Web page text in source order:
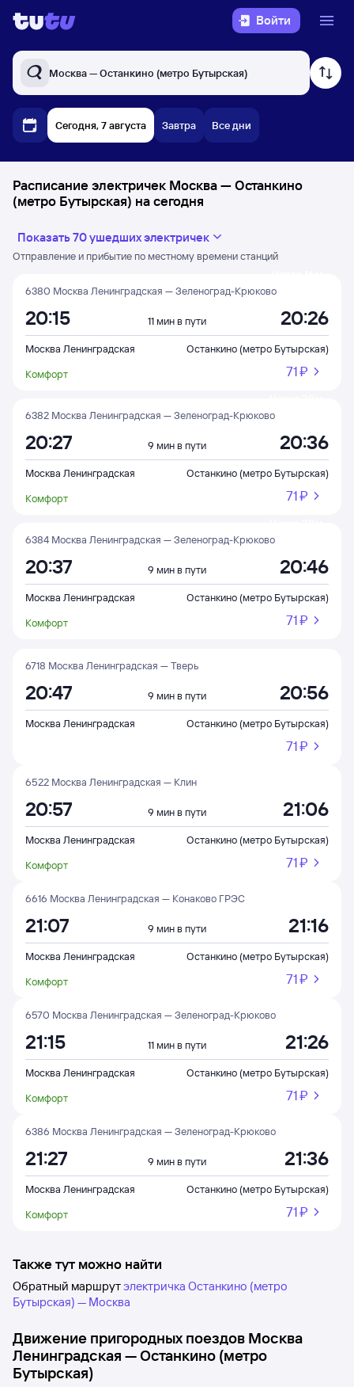
Войти
Москва — Останкино (метро Бутырская)
Сегодня, 7 августа Завтра Все дни
Расписание электричек Москва — Останкино
(метро Бутырская) на сегодня
Показать 70 ушедших электричек
Отправление и прибытие по местному времени станций
6380 Москва Ленинградская — Зеленоград-Крюково
20:15 11 мин в пути 20:26
Москва Ленинградская
Останкино (метро Бутырская)
Комфорт
71 ⁠₽
6382 Москва Ленинградская — Зеленоград-Крюково
20:27 9 мин в пути 20:36
Москва Ленинградская
Останкино (метро Бутырская)
Комфорт
71 ⁠₽
6384 Москва Ленинградская — Зеленоград-Крюково
20:37 9 мин в пути 20:46
Москва Ленинградская
Останкино (метро Бутырская)
Комфорт
71 ⁠₽
6718 Москва Ленинградская — Тверь
20:47 9 мин в пути 20:56
Москва Ленинградская Останкино (метро Бутырская)
71 ⁠₽
6522 Москва Ленинградская — Клин
20:57 9 мин в пути 21:06
Москва Ленинградская
Останкино (метро Бутырская)
Комфорт
71 ⁠₽
6616 Москва Ленинградская — Конаково ГРЭС
21:07 9 мин в пути 21:16
Москва Ленинградская
Останкино (метро Бутырская)
Комфорт
71 ⁠₽
6570 Москва Ленинградская — Зеленоград-Крюково
21:15 11 мин в пути 21:26
Москва Ленинградская
Останкино (метро Бутырская)
Комфорт
71 ⁠₽
6386 Москва Ленинградская — Зеленоград-Крюково
21:27 9 мин в пути 21:36
Москва Ленинградская
Останкино (метро Бутырская)
Комфорт
71 ⁠₽
Также тут можно найти
Обратный маршрутэлектричка Останкино (метро
Бутырская) — Москва
Движение пригородных поездов Москва
Ленинградская —Останкино (метро
Бутырская)